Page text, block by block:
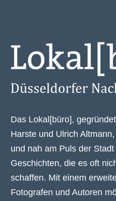
Das Lokal[büro],
Harste und Ulrich
und nah am Puls der
Geschichten, die es oft
schaffen. Mit einem
Fotografen und Autoren